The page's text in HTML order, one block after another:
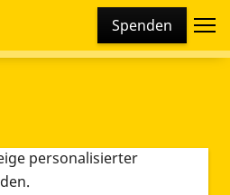
Spenden
Cookies und
beinhaltet Cookies und
personalisierter